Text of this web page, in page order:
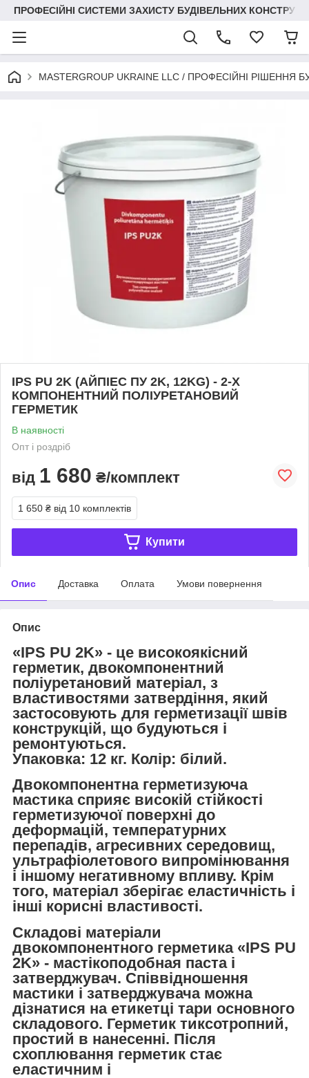
ПРОФЕСІЙНІ СИСТЕМИ ЗАХИСТУ БУДІВЕЛЬНИХ КОНСТРУКЦІЙ
MASTERGROUP UKRAINE LLC / ПРОФЕСІЙНІ РІШЕННЯ
IPS PU 2K (АЙПІЕС ПУ 2K, 12KG) - 2-Х
КОМПОНЕНТНИЙ ПОЛІУРЕТАНОВИЙ
ГЕРМЕТИК
В наявності
Опт і роздріб
від 1 680 ₴/комплект
1 650 ₴ від 10 комплектів
Купити
Опис Доставка Оплата Умови повернення
Опис
«IPS PU 2K» - це високоякісний
герметик, двокомпонентний
поліуретановий матеріал, з
властивостями затвердіння, який
застосовують для герметизації швів
конструкцій, що будуються і
ремонтуються.
Упаковка: 12 кг. Колір: білий.
Двокомпонентна герметизуюча
мастика сприяє високій стійкості
герметизуючої поверхні до
деформацій, температурних
перепадів, агресивних середовищ,
ультрафіолетового випромінювання
і іншому негативному впливу. Крім
того, матеріал зберігає еластичність і
інші корисні властивості.
Складові матеріали
двокомпонентного герметика «IPS PU
2K» - мастікоподобная паста і
затверджувач. Співвідношення
мастики і затверджувача можна
дізнатися на етикетці тари основного
складового. Герметик тиксотропний,
простий в нанесенні. Після
схоплювання герметик стає
еластичним і